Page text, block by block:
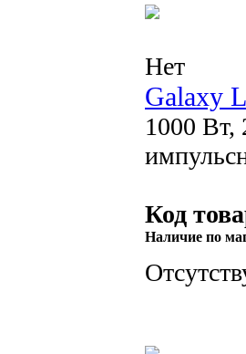
Нет
Galaxy
1000 Вт,
Код
Наличие по